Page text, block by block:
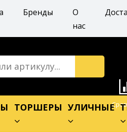
Бренды
О
нас
ТОРШЕРЫ УЛИЧНЫЕ